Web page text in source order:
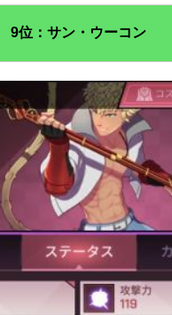
9位：サン・ウーコン